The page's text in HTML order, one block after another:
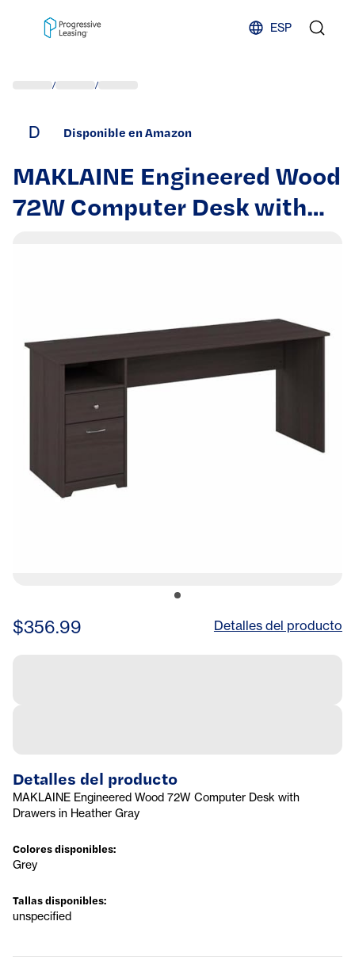
ESP
/ /
D Disponible en Amazon
MAKLAINE Engineered Wood
72W Computer Desk with
$356.99 Detalles del producto
Detalles del producto
MAKLAINE Engineered Wood 72W Computer Desk with
Drawers in Heather Gray
Colores disponibles:
Grey
Tallas disponibles:
unspecified